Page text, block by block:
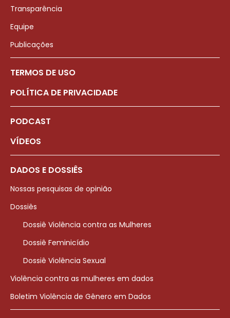
Transparência
Equipe
Publicações
TERMOS DE USO
POLÍTICA DE PRIVACIDADE
PODCAST
VÍDEOS
DADOS E DOSSIÊS
Nossas pesquisas de opinião
Dossiês
Dossiê Violência contra as Mulheres
Dossiê Feminicídio
Dossiê Violência Sexual
Violência contra as mulheres em dados
Boletim Violência de Gênero em Dados